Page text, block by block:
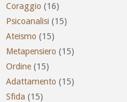
Coraggio (16)
Psicoanalisi (15)
Ateismo (15)
Metapensiero (15)
Ordine (15)
Adattamento (15)
Sfida (15)